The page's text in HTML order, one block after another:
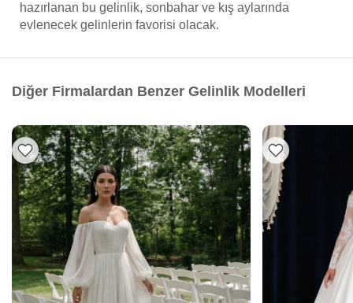
hazırlanan bu gelinlik, sonbahar ve kış aylarında
evlenecek gelinlerin favorisi olacak.
Diğer Firmalardan Benzer Gelinlik Modelleri